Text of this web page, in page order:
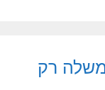
רק